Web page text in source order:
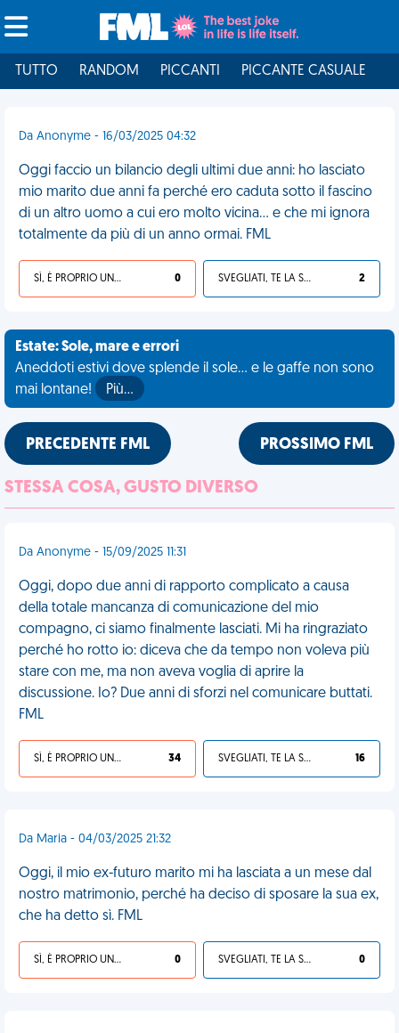
TUTTO RANDOM PICCANTI PICCANTE CASUALE
Da Anonyme - 16/03/2025 04:32
Oggi faccio un bilancio degli ultimi due anni: ho lasciato
mio marito due anni fa perché ero caduta sotto il fascino
di un altro uomo a cui ero molto vicina... e che mi ignora
totalmente da più di un anno ormai. FML
SÌ, È PROPRIO UNA VDM! 0 SVEGLIATI, TE LA SEI CERCATA! 2
Estate: Sole, mare e errori
Aneddoti estivi dove splende il sole... e le gaffe non sono
mai lontane!
Più…
PRECEDENTE FML PROSSIMO FML
STESSA COSA, GUSTO DIVERSO
Da Anonyme - 15/09/2025 11:31
Oggi, dopo due anni di rapporto complicato a causa
della totale mancanza di comunicazione del mio
compagno, ci siamo finalmente lasciati. Mi ha ringraziato
perché ho rotto io: diceva che da tempo non voleva più
stare con me, ma non aveva voglia di aprire la
discussione. Io? Due anni di sforzi nel comunicare buttati.
FML
SÌ, È PROPRIO UNA VDM! 34 SVEGLIATI, TE LA SEI CERCATA! 16
Da Maria - 04/03/2025 21:32
Oggi, il mio ex-futuro marito mi ha lasciata a un mese dal
nostro matrimonio, perché ha deciso di sposare la sua ex,
che ha detto sì. FML
SÌ, È PROPRIO UNA VDM! 0 SVEGLIATI, TE LA SEI CERCATA! 0